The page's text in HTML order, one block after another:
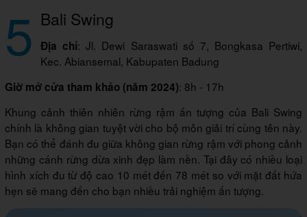
5 Bali Swing
Địa chỉ: Jl. Dewi Saraswati số 7, Bongkasa Pertiwi,
Kec. Abiansemal, Kabupaten Badung
Giờ mở cửa tham khảo (năm 2024): 8h - 17h
Khung cảnh thiên nhiên rừng rậm ấn tượng của Bali Swing
chính là không gian tuyệt vời cho bộ môn giải trí cùng tên này.
Bạn có thể đánh đu giữa không gian rừng rậm với phong cảnh
những cánh rừng dừa xinh đẹp làm nền. Tại đây có nhiều loại
hình xích đu từ độ cao 10 mét đến 78 mét so với mặt đất hứa
hẹn sẽ mang đến cho bạn nhiều trải nghiệm ấn tượng.